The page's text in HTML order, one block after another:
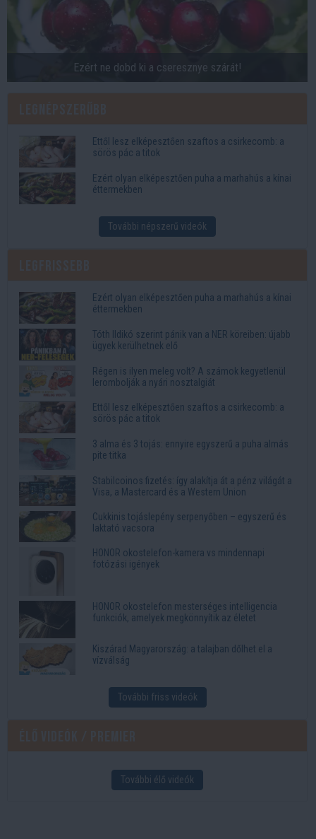
Ezért ne dobd ki a cseresznye szárát!
Ettől lesz elképesztően szaftos a csirkecomb: a
sörös pác a titok
Ezért olyan elképesztően puha a marhahús a kínai
éttermekben
További népszerű videók
Ezért olyan elképesztően puha a marhahús a kínai
éttermekben
Tóth Ildikó szerint pánik van a NER köreiben: újabb
ügyek kerülhetnek elő
Régen is ilyen meleg volt? A számok kegyetlenül
lerombolják a nyári nosztalgiát
Ettől lesz elképesztően szaftos a csirkecomb: a
sörös pác a titok
3 alma és 3 tojás: ennyire egyszerű a puha almás
pite titka
Stabilcoinos fizetés: így alakítja át a pénz világát a
Visa, a Mastercard és a Western Union
Cukkinis tojáslepény serpenyőben – egyszerű és
laktató vacsora
HONOR okostelefon-kamera vs mindennapi
fotózási igények
HONOR okostelefon mesterséges intelligencia
funkciók, amelyek megkönnyítik az életet
Kiszárad Magyarország: a talajban dőlhet el a
vízválság
További friss videók
További élő videók